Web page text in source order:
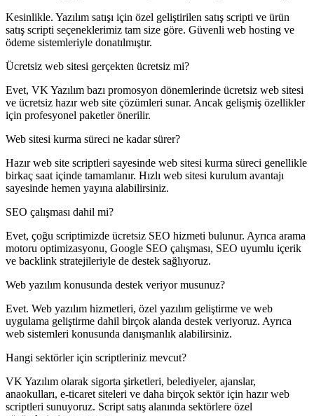
Kesinlikle. Yazılım satışı için özel geliştirilen satış scripti ve ürün
satış scripti seçeneklerimiz tam size göre. Güvenli web hosting ve
ödeme sistemleriyle donatılmıştır.
Ücretsiz web sitesi gerçekten ücretsiz mi?
Evet, VK Yazılım bazı promosyon dönemlerinde ücretsiz web sitesi
ve ücretsiz hazır web site çözümleri sunar. Ancak gelişmiş özellikler
için profesyonel paketler önerilir.
Web sitesi kurma süreci ne kadar sürer?
Hazır web site scriptleri sayesinde web sitesi kurma süreci genellikle
birkaç saat içinde tamamlanır. Hızlı web sitesi kurulum avantajı
sayesinde hemen yayına alabilirsiniz.
SEO çalışması dahil mi?
Evet, çoğu scriptimizde ücretsiz SEO hizmeti bulunur. Ayrıca arama
motoru optimizasyonu, Google SEO çalışması, SEO uyumlu içerik
ve backlink stratejileriyle de destek sağlıyoruz.
Web yazılım konusunda destek veriyor musunuz?
Evet. Web yazılım hizmetleri, özel yazılım geliştirme ve web
uygulama geliştirme dahil birçok alanda destek veriyoruz. Ayrıca
web sistemleri konusunda danışmanlık alabilirsiniz.
Hangi sektörler için scriptleriniz mevcut?
VK Yazılım olarak sigorta şirketleri, belediyeler, ajanslar,
anaokulları, e-ticaret siteleri ve daha birçok sektör için hazır web
scriptleri sunuyoruz. Script satış alanında sektörlere özel